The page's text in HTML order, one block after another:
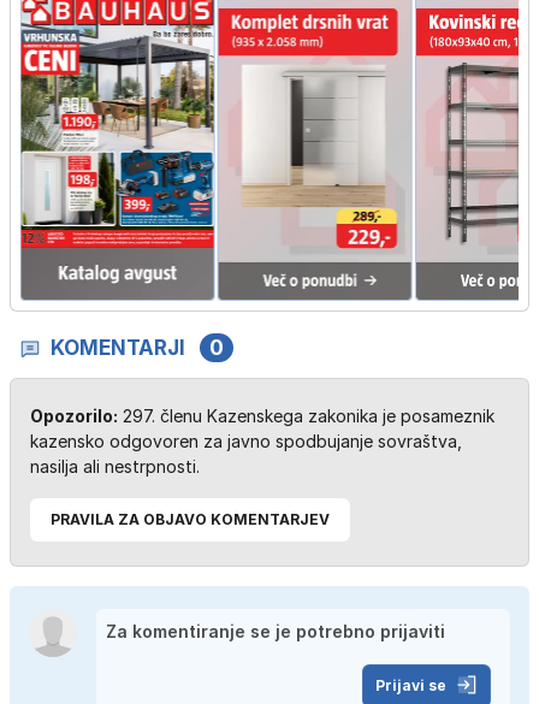
KOMENTARJI 0
Opozorilo: 297. členu Kazenskega zakonika je posameznik
kazensko odgovoren za javno spodbujanje sovraštva,
nasilja ali nestrpnosti.
PRAVILA ZA OBJAVO KOMENTARJEV
Prijavi se